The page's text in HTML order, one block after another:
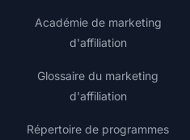
Académie de marketing
d'affiliation
Glossaire du marketing
d'affiliation
Répertoire de programmes